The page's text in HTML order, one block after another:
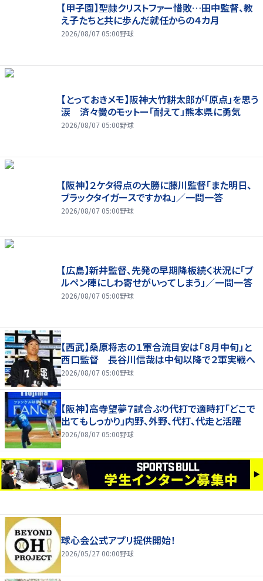
【甲子園】聖隷クリストファー惜敗…田中監督、教
え子たちと共に歩んだ就任からの４カ月
2026/08/07 05:00野球
【とっておきメモ】阪神大竹耕太郎が「原点」を思う
涙 済々黌のモットー「耐えて」熊本県に勇気
2026/08/07 05:00野球
【阪神】２ケタ得点の大勝に藤川監督「また明日、
ブラックタイガースですかね」／一問一答
2026/08/07 05:00野球
【広島】新井監督、先発の早期降板続く状況に「ブ
ルペン陣にしわ寄せがいってしまう」／一問一答
2026/08/07 05:00野球
【西武】桑原将志の１軍合流目安は「８月中旬」と
西口監督 長谷川信哉は中旬以降で２軍実戦へ
2026/08/07 05:00野球
【阪神】高寺望夢７試合ぶり代打で適時打「どこで
出てもしっかり」内野、外野、代打、代走と活躍
2026/08/07 05:00野球
球心会公式アプリ提供開始！
2026/05/27 00:00野球